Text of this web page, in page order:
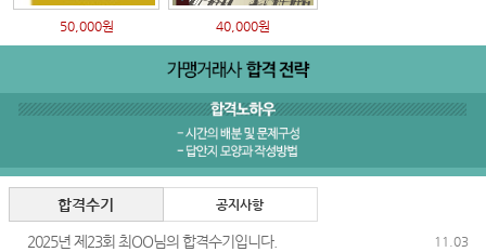
50,000원 40,000원
합격수기 공지사항
2025년 제23회 최OO님의 합격수기입니다. 11.03